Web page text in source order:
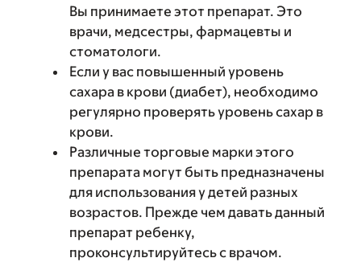
Вы принимаете этот препарат. Это
врачи, медсестры, фармацевты и
стоматологи.
Если у вас повышенный уровень
сахара в крови (диабет), необходимо
регулярно проверять уровень сахар в
крови.
Различные торговые марки этого
препарата могут быть предназначены
для использования у детей разных
возрастов. Прежде чем давать данный
препарат ребенку,
проконсультируйтесь с врачом.